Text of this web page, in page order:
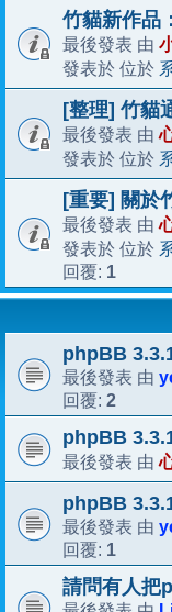
竹貓新作品
最後發表 由
發表於 位於
[整理] 竹貓
最後發表 由
發表於 位於
[重要] 關於
最後發表 由
發表於 位於
回覆: 1
phpBB
最後發表 由
回覆: 2
phpBB
最後發表 由
phpBB
最後發表 由
回覆: 1
請問有人把